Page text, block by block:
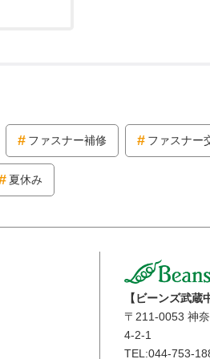
ファスナー補修 ファスナー
夏休み
【ビーンズ武蔵
〒 211-0053 神
4-2-1
TEL:044-753-